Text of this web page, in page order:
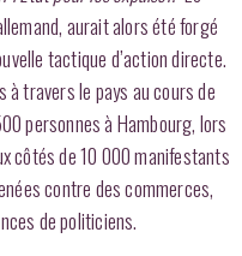
aurait alors été forgé
tactique d’action directe.
à travers le pays au cours de
personnes à Hambourg, lors
côtés de 10 000 manifestants
contre des commerces,
de politiciens.